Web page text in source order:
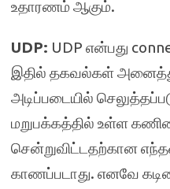
உதாரணம் ஆகும்.
UDP: UDP என்பது
இதில் தகவல்கள்
அடிப்படையில்
மறுபக்கத்தில் உள்ள
சென்றுவிட்டதற்கான
காணப்படாது. எனவே